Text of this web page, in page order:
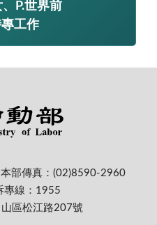
P.世界前
工作
本部傳真：(02)8590-2960
專線：1955
區松江路207號